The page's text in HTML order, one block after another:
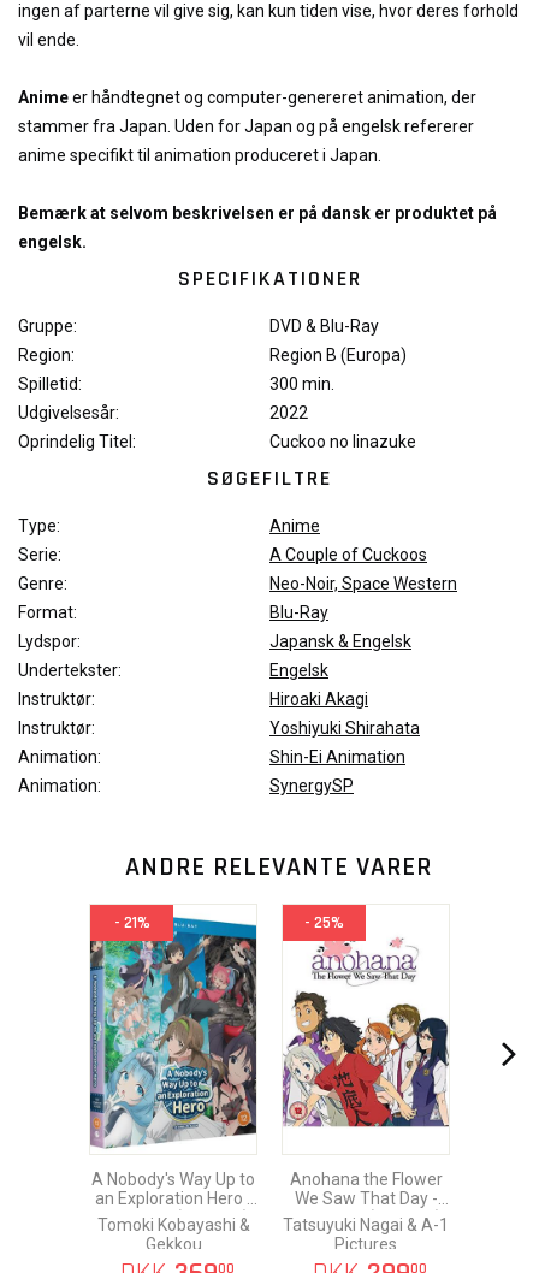
ingen af parterne vil give sig, kan kun tiden vise, hvor deres forhold
vil ende.
Animeer håndtegnet og computer-genereret animation, der
stammer fra Japan. Uden for Japan og på engelsk refererer
anime specifikt til animation produceret i Japan.
Bemærk at selvom beskrivelsen er på dansk er produktet på
engelsk.
SPECIFIKATIONER
Gruppe:
DVD & Blu-Ray
Region:
Region B (Europa)
Spilletid:
300 min.
Udgivelsesår:
2022
Oprindelig Titel:
Cuckoo no Iinazuke
SØGEFILTRE
Type:
Anime
Serie:
A Couple of Cuckoos
Genre:
Neo-Noir, Space Western
Format:
Blu-Ray
Lydspor:
Japansk & Engelsk
Undertekster:
Engelsk
Instruktør:
Hiroaki Akagi
Instruktør:
Yoshiyuki Shirahata
Animation:
Shin-Ei Animation
Animation:
SynergySP
ANDRE RELEVANTE VARER
- 21%
A Nobody's Way Up to
an Exploration Hero -
Complete (Ep. 1-12)
Blu-Ray
Tomoki Kobayashi &
Gekkou
00
- 25%
Anohana the Flower
We Saw That Day -
Complete (Ep. 1-11)
Blu-Ray
Tatsuyuki Nagai & A-1
Pictures
00